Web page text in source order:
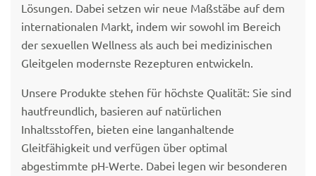
Lösungen. Dabei setzen wir neue Maßstäbe auf dem
internationalen Markt, indem wir sowohl im Bereich
der sexuellen Wellness als auch bei medizinischen
Gleitgelen modernste Rezepturen entwickeln.
Unsere Produkte stehen für höchste Qualität: Sie sind
hautfreundlich, basieren auf natürlichen
Inhaltsstoffen, bieten eine langanhaltende
Gleitfähigkeit und verfügen über optimal
abgestimmte pH-Werte. Dabei legen wir besonderen